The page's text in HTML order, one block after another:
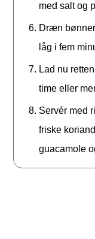
med salt og
Dræn
låg i fem
Lad nu
time eller
Servér med
friske
guacamole